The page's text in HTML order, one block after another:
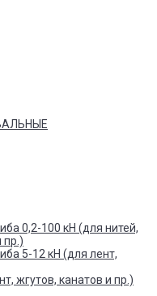
0,2-100 кН (для нитей,
пр.)
5-12 кН (для лент,
жгутов, канатов и пр.)